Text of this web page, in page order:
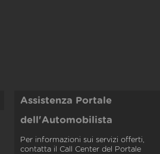
Assistenza Portale
dell'Automobilista
Per informazioni sui servizi offerti,
contatta il Call Center del Portale